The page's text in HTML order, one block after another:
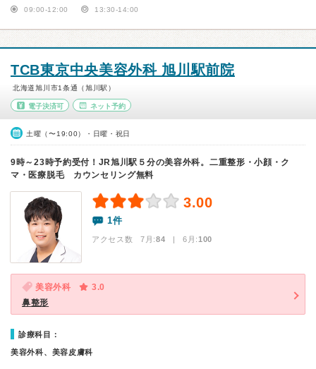
09:00-12:00 13:30-14:00
TCB東京中央美容外科 旭川駅前院
北海道旭川市1条通（旭川駅）
電子決済可 ネット予約
土曜（〜19:00）・日曜・祝日
9時～23時予約受付！JR旭川駅５分の美容外科。二重整形・小顔・ク
マ・医療脱毛 カウンセリング無料
3.00
1件
アクセス数 7月:84 | 6月:100
美容外科
3.0
鼻整形
診療科目：
美容外科、美容皮膚科